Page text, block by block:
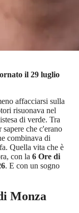
il 29 luglio
affacciarsi sulla
risuonava nel
di verde. Tra
che c'erano
combinava di
Quella vita che è
con la 6 Ore di
. E con un sogno
Monza